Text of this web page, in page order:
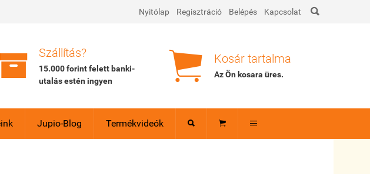
Nyitólap Regisztráció Belépés Kapcsolat 
 Szállítás?
15.000 forint felett banki-
utalás estén ingyen
 Kosár tartalma
Az Ön kosaraüres.
Jupio-Blog Termékvideók   